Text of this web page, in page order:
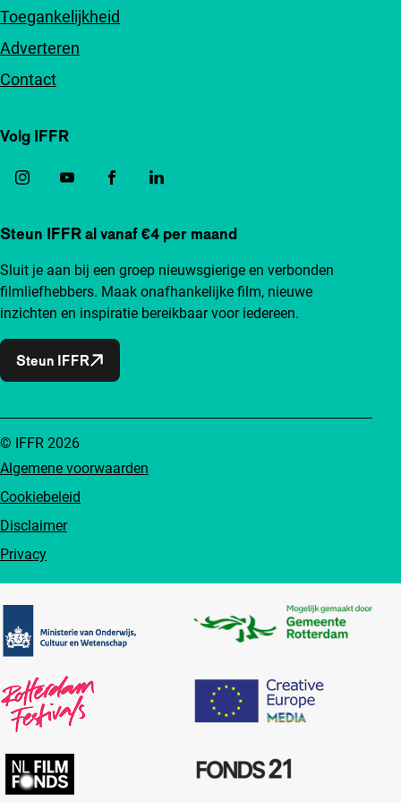
Toegankelijkheid
Adverteren
Contact
Volg IFFR
Steun IFFR al vanaf €4 per maand
Sluit je aan bij een groep nieuwsgierige en verbonden
filmliefhebbers. Maak onafhankelijke film, nieuwe
inzichten en inspiratie bereikbaar voor iedereen.
Steun IFFR
Algemene voorwaarden
Cookiebeleid
Disclaimer
Privacy
© IFFR 2026